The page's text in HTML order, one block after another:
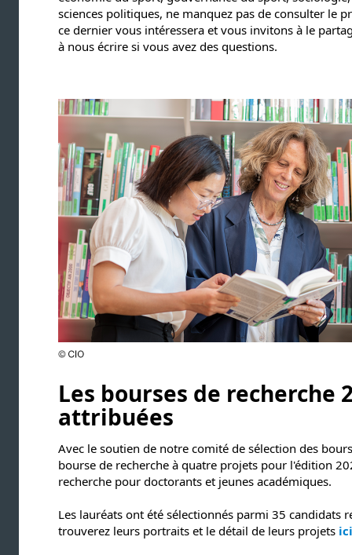
sciences politiques, ne manquez pas de consulter le
ce dernier vous intéressera et vous invitons à le
à nous écrire si vous avez des questions.
Les bourses de recherche
attribuées
Avec le soutien de notre comité de sélection des
bourse de recherche à quatre projets pour l'édition
recherche pour doctorants et jeunes académiques.
Les lauréats ont été sélectionnés parmi 35 candidats
trouverez leurs portraits et le détail de leurs projets ici